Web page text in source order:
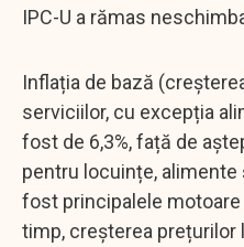
IPC-U a rămas
Inflația de bază
serviciilor, cu excepția
fost de 6,3%, față de
pentru locuințe,
fost principalele
timp, creșterea prețurilor